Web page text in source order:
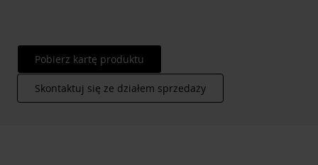
Pobierz kartę produktu
Skontaktuj się ze działem sprzedaży